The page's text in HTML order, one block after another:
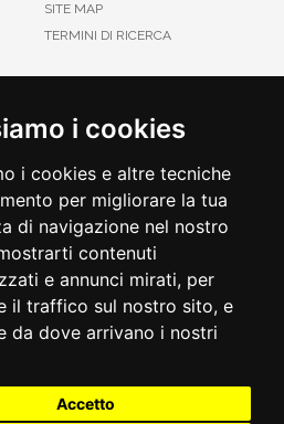
i cookies
i cookies e altre tecniche
per migliorare la tua
di navigazione nel nostro
contenuti
e annunci mirati, per
il traffico sul nostro sito, e
da dove arrivano i nostri
Accetto
SITE MAP
TERMINI DI RICERCA
CARTA DI CREDITO
PAYPAL
CONTRASSEGNO
POSTEPAY